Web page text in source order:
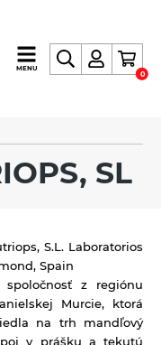
MENU
0
SL
S.L. Laboratorios
Spain
spoločnosť z regiónu
Murcie, ktorá
na trh mandľový
v prášku a tekutú